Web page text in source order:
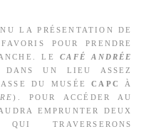
LA PRÉSENTATION DE
POUR PRENDRE
LE
CAFÉ ANDRÉE
DANS UN LIEU ASSEZ
DU MUSÉECAPC
À
). POUR ACCÉDER AU
EMPRUNTER DEUX
TRAVERSERONS